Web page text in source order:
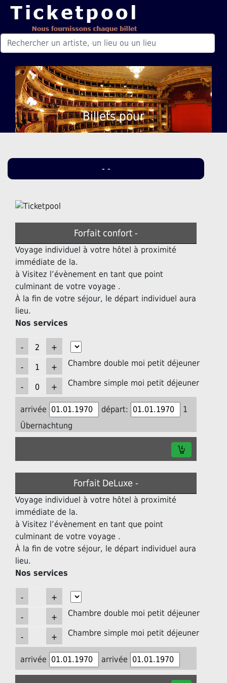
Billets pour
- -
Forfait confort -
Voyage individuel à votre hôtel à proximité
immédiate de la.
à Visitez l’évènement en tant que point
culminant de votre voyage .
À la fin de votre séjour, le départ individuel aura
lieu.
Nos services
Chambre double moi petit déjeuner
Chambre simple moi petit déjeuner
arrivée départ:
1
Übernachtung
Forfait DeLuxe -
Voyage individuel à votre hôtel à proximité
immédiate de la.
à Visitez l’évènement en tant que point
culminant de votre voyage .
À la fin de votre séjour, le départ individuel aura
lieu.
Nos services
Chambre double moi petit déjeuner
Chambre simple moi petit déjeuner
arrivée arrivée